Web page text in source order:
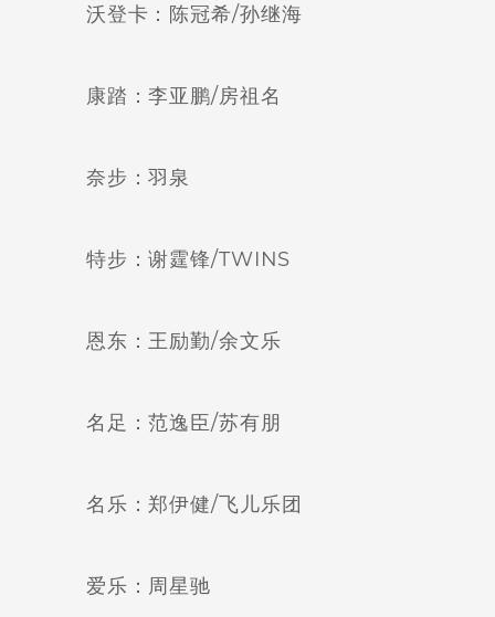
沃登卡：陈冠希/孙继海
康踏：李亚鹏/房祖名
奈步：羽泉
特步：谢霆锋/TWINS
恩东：王励勤/余文乐
名足：范逸臣/苏有朋
名乐：郑伊健/飞儿乐团
爱乐：周星驰